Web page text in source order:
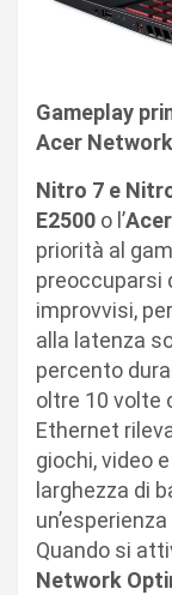
Gameplay
Acer
Nitro 7 e
E2500 o l’
priorità al
preoccuparsi
improvvisi,
alla latenza
percento
oltre 10 volte
Ethernet
giochi, video
larghezza di
Quando si
Network